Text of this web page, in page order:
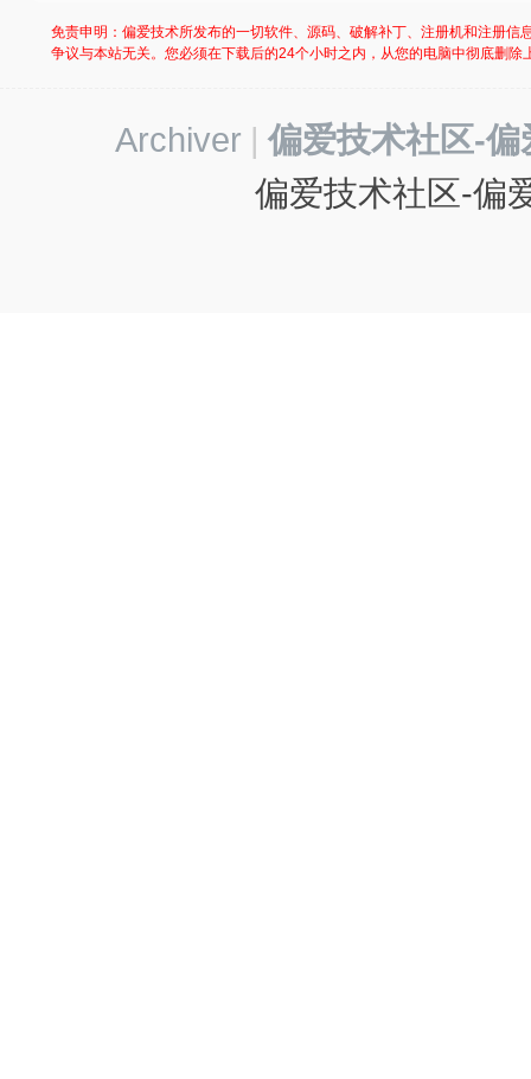
免责申明：偏爱技术所发布的一切软件、源码、破解补丁、注册机和注册
争议与本站无关。您必须在下载后的24个小时之内，从您的电脑中彻底删
Archiver | 偏爱技术社区-
偏爱技术社区-偏